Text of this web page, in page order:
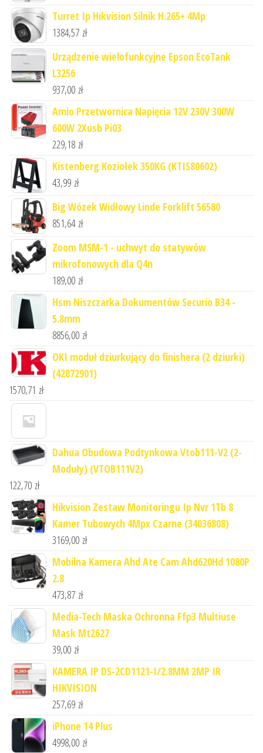
Turret Ip Hikvision Silnik H.265+ 4Mp
1384,57 zł
Urządzenie wielofunkcyjne Epson EcoTank
L3256
937,00 zł
Amio Przetwornica Napięcia 12V 230V 300W
600W 2Xusb Pi03
229,18 zł
Kistenberg Koziołek 350KG (KTIS80602)
43,99 zł
Big Wózek Widłowy Linde Forklift 56580
851,64 zł
Zoom MSM-1 - uchwyt do statywów
mikrofonowych dla Q4n
189,00 zł
Hsm Niszczarka Dokumentów Securio B34 -
5.8mm
8856,00 zł
OKI moduł dziurkujący do finishera (2 dziurki)
(42872901)
1570,71 zł
Dahua Obudowa Podtynkowa Vtob111-V2 (2-
Moduły) (VTOB111V2)
122,70 zł
Hikvision Zestaw Monitoringu Ip Nvr 1Tb 8
Kamer Tubowych 4Mpx Czarne (34036808)
3169,00 zł
Mobilna Kamera Ahd Ate Cam Ahd620Hd 1080P
2.8
473,87 zł
Media-Tech Maska Ochronna Ffp3 Multiuse
Mask Mt2627
39,00 zł
KAMERA IP DS-2CD1121-I/2.8MM 2MP IR
HIKVISION
257,69 zł
iPhone 14 Plus
4998,00 zł